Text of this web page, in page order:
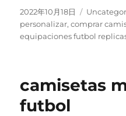
Publicado
el
2022年10月18日 Categorías
personalizar,comprar
equipaciones futbol
camisetas
futbol